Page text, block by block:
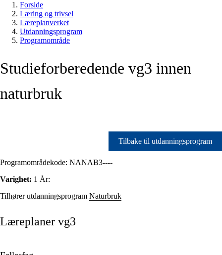
Forside
Læring og trivsel
Læreplanverket
Utdanningsprogram
Programområde
Studieforberedende vg3 innen
naturbruk
Tilbake til utdanningsprogram
Programområdekode: NANAB3----
Varighet: 1 År:
Tilhører utdanningsprogram Naturbruk
Læreplaner vg3